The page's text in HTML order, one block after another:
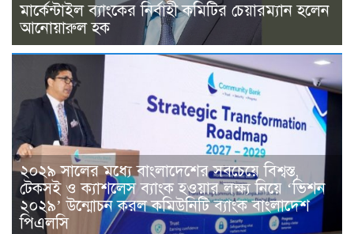
মার্কেন্টাইল ব্যাংকের নির্বাহী কমিটির চেয়ারম্যান হলেন
আনোয়ারুল হক
২০২৯ সালের মধ্যে বাংলাদেশের সবচেয়ে বিশ্বস্ত,
টেকসই ও ক্যাশলেস ব্যাংক হওয়ার লক্ষ্য নিয়ে ‘ভিশন
২০২৯’ উন্মোচন করল কমিউনিটি ব্যাংক বাংলাদেশ
পিএলসি